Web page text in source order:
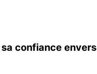
sa confiance envers